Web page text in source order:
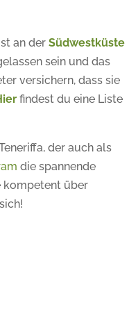
an derSüdwestküste
sein und das
versichern, dass sie
findest du eine Liste
der auch als
die spannende
kompetent über